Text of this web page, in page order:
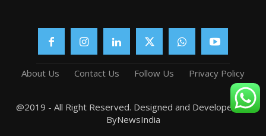
About Us Contact Us Follow Us Privacy Policy
@2019 - All Right Reserved. Designed and Developed by
ByNewsIndia